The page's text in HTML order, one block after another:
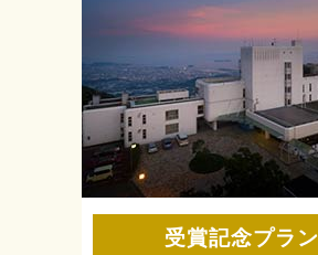
受賞記念プラン